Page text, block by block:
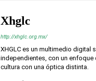
Xhglc
http://xhglc.org.mx/
XHGLC es un multimedio digital
independientes, con un
cultura con una óptica distinta.